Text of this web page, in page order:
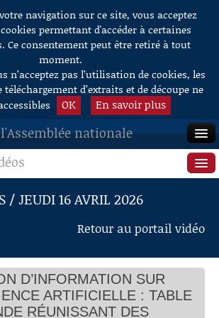
navigation sur ce site, vous acceptez
permettant d'accéder à certaines
Ce consentement peut être retiré à tout
moment.
n’acceptez pas l’utilisation de cookies, les
d’extraits et de découpe ne
OK En savoir plus
nationale
Séance publique
au Gouvernement
Commissions
Présidence
Évènements
/ JEUDI 16 AVRIL 2026
Retour au portail vidéo
D’INFORMATION SUR
ARTIFICIELLE : TABLE
RÉUNISSANT DES
réunissant : Mme Amandine
du campus Arts et Métiers
et animatrice du groupe de travail
et formation à distance »
des grandes écoles (CGE), Mme